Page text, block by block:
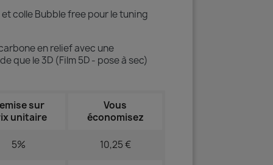
colle Bubble free pour le tuning
en relief avec une
que le 3D (Film 5D - pose à sec)
sur
unitaire
Vous
économisez
5% 10,25 €